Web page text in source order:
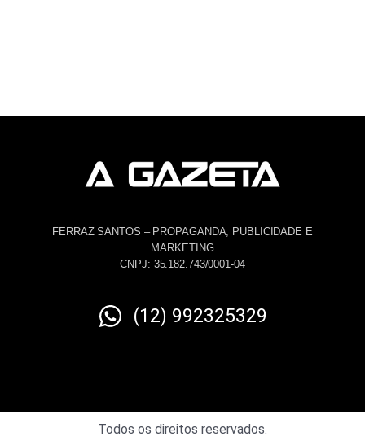
FERRAZ SANTOS – PROPAGANDA, PUBLICIDADE E
MARKETING
CNPJ: 35.182.743/0001-04
(12) 992325329
Todos os direitos reservados.